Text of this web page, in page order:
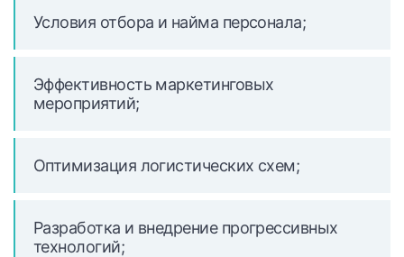
Условия отбора и найма персонала;
Эффективность маркетинговых
мероприятий;
Оптимизация логистических схем;
Разработка и внедрение прогрессивных
технологий;